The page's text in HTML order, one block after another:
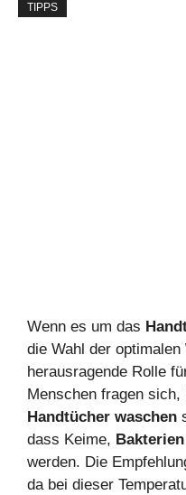
TIPPS
Wenn es um das
die Wahl der optimalen
herausragende Rolle
Menschen fragen
Handtücher waschen
dass Keime, Bakterien
werden. Die
da bei dieser